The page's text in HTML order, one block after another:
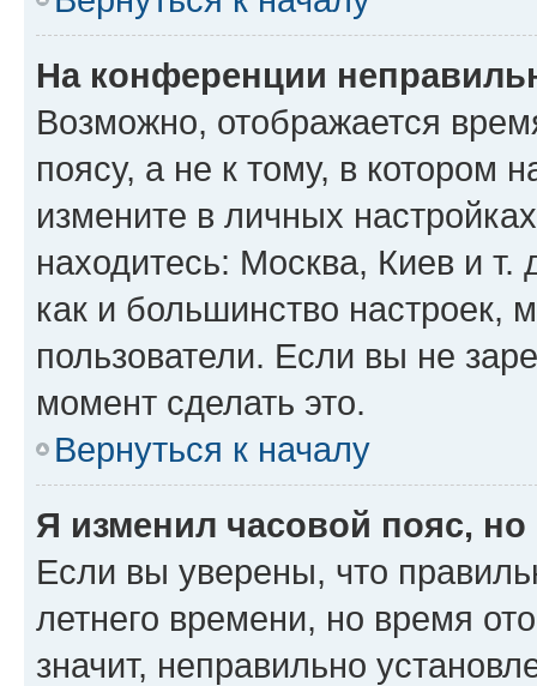
На конференции
Возможно, отображается
поясу, а не к тому, в котором
измените в личных
находитесь: Москва, Киев и т.
как и большинство настроек,
пользователи. Если вы не
момент сделать это.
Вернуться к началу
Я изменил часовой пояс,
Если вы уверены, что
летнего времени, но время
значит, неправильно